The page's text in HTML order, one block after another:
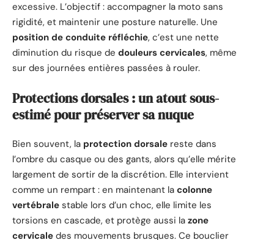
excessive. L’objectif : accompagner la moto sans
rigidité, et maintenir une posture naturelle. Une
position de conduite réfléchie, c’est une nette
diminution du risque de douleurs cervicales, même
sur des journées entières passées à rouler.
Protections dorsales : un atout sous-
estimé pour préserver sa nuque
Bien souvent, la protection dorsale reste dans
l’ombre du casque ou des gants, alors qu’elle mérite
largement de sortir de la discrétion. Elle intervient
comme un rempart : en maintenant la colonne
vertébrale stable lors d’un choc, elle limite les
torsions en cascade, et protège aussi la zone
cervicale des mouvements brusques. Ce bouclier